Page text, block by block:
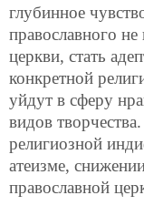
глубинное
православного
церкви, стать
конкретной
уйдут в сферу
видов
религиозной
атеизме,
православной